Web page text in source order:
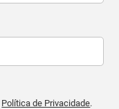
Política de Privacidade.